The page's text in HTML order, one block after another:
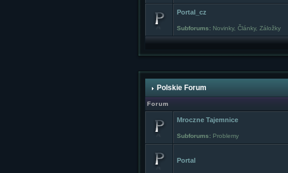
Portal_cz
Subforums: Novinky, Články, Záložky
Polskie Forum
Forum
Mroczne Tajemnice
Subforums: Problemy
Portal